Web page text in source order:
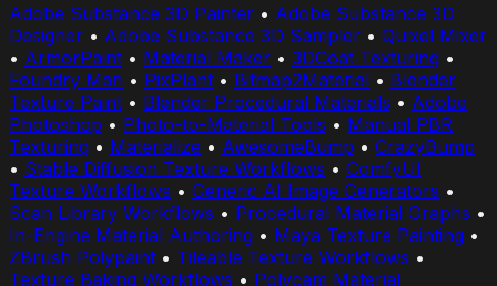
Adobe Substance 3D Painter • Adobe Substance 3D
Designer • Adobe Substance 3D Sampler • Quixel Mixer
• ArmorPaint • Material Maker • 3DCoat Texturing •
Foundry Mari • PixPlant • Bitmap2Material • Blender
Texture Paint • Blender Procedural Materials • Adobe
Photoshop • Photo-to-Material Tools • Manual PBR
Texturing • Materialize • AwesomeBump • CrazyBump
• Stable Diffusion Texture Workflows • ComfyUI
Texture Workflows • Generic AI Image Generators •
Scan Library Workflows • Procedural Material Graphs •
In-Engine Material Authoring • Maya Texture Painting •
ZBrush Polypaint • Tileable Texture Workflows •
Texture Baking Workflows • Polycam Material